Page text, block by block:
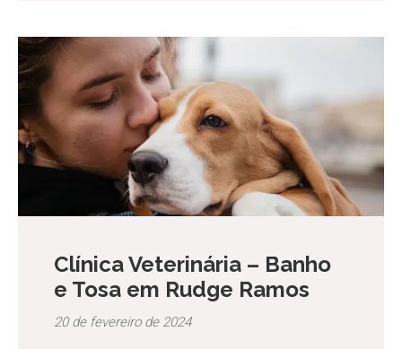
Clínica Veterinária – Banho
e Tosa em Rudge Ramos
20 de fevereiro de 2024